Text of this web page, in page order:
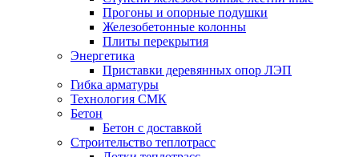
Прогоны и опорные подушки
Железобетонные колонны
Плиты перекрытия
Энергетика
Приставки деревянных опор ЛЭП
Гибка арматуры
Технология СМК
Бетон
Бетон с доставкой
Строительство теплотрасс